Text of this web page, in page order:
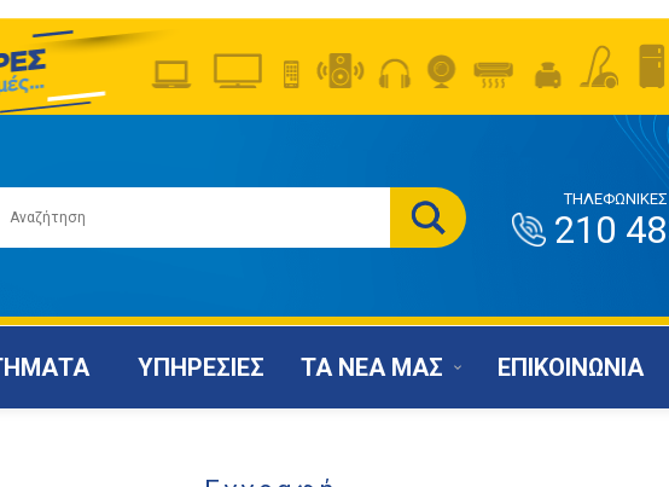
210
ΥΠΗΡΕΣΙΕΣ ΤΑ ΝΕΑ ΜΑΣ ΕΠΙΚΟΙΝΩΝΙΑ